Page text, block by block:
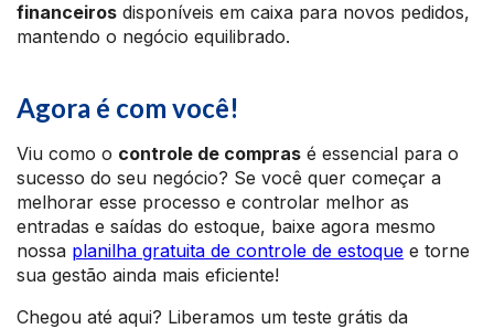
financeiros disponíveis em caixa para novos pedidos,
mantendo o negócio equilibrado.
Agora é com você!
Viu como o controle de compras é essencial para o
sucesso do seu negócio? Se você quer começar a
melhorar esse processo e controlar melhor as
entradas e saídas do estoque, baixe agora mesmo
nossa planilha gratuita de controle de estoque e torne
sua gestão ainda mais eficiente!
Chegou até aqui? Liberamos um teste grátis da